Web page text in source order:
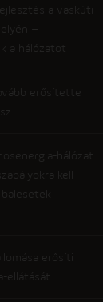
a vaskúti
–
a hálózatot
erősítette
hálózat
kell
erősíti
ellátását